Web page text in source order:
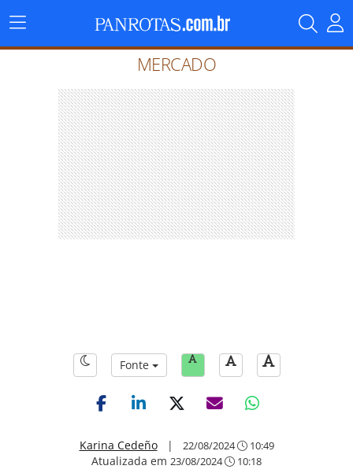
Menu
Principal
MERCADO
Fonte
Karina Cedeño| 22/08/2024 10:49
Atualizada em 23/08/2024 10:18